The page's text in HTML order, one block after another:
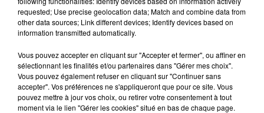
complète des Innocents en vidéo:
requested; Use precise geolocation data; Match and combine data from
other data sources; Link different devices; Identify devices based on
information transmitted automatically.
Vous pouvez accepter en cliquant sur "Accepter et fermer", ou affiner en
sélectionnant les finalités et/ou partenaires dans "Gérer mes choix".
Vous pouvez également refuser en cliquant sur "Continuer sans
accepter". Vos préférences ne s'appliqueront que pour ce site. Vous
pouvez mettre à jour vos choix, ou retirer votre consentement à tout
moment via le lien "Gérer les cookies" situé en bas de chaque page.